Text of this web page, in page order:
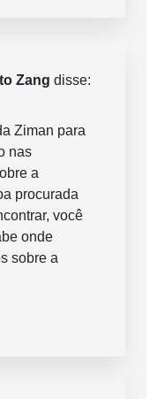
Zang disse:
Ziman para
nas
a
procurada
você
onde
sobre a